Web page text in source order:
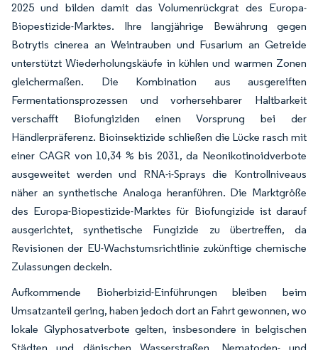
2025 und bilden damit das Volumenrückgrat des Europa-
Biopestizide-Marktes. Ihre langjährige Bewährung gegen
Botrytis cinerea an Weintrauben und Fusarium an Getreide
unterstützt Wiederholungskäufe in kühlen und warmen Zonen
gleichermaßen. Die Kombination aus ausgereiften
Fermentationsprozessen und vorhersehbarer Haltbarkeit
verschafft Biofungiziden einen Vorsprung bei der
Händlerpräferenz. Bioinsektizide schließen die Lücke rasch mit
einer CAGR von 10,34 % bis 2031, da Neonikotinoidverbote
ausgeweitet werden und RNA-i-Sprays die Kontrollniveaus
näher an synthetische Analoga heranführen. Die Marktgröße
des Europa-Biopestizide-Marktes für Biofungizide ist darauf
ausgerichtet, synthetische Fungizide zu übertreffen, da
Revisionen der EU-Wachstumsrichtlinie zukünftige chemische
Zulassungen deckeln.
Aufkommende Bioherbizid-Einführungen bleiben beim
Umsatzanteil gering, haben jedoch dort an Fahrt gewonnen, wo
lokale Glyphosatverbote gelten, insbesondere in belgischen